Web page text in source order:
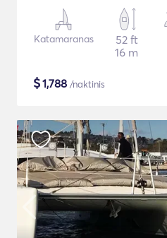
Katamaranas
52 ft
16 m
$1,788 /naktinis